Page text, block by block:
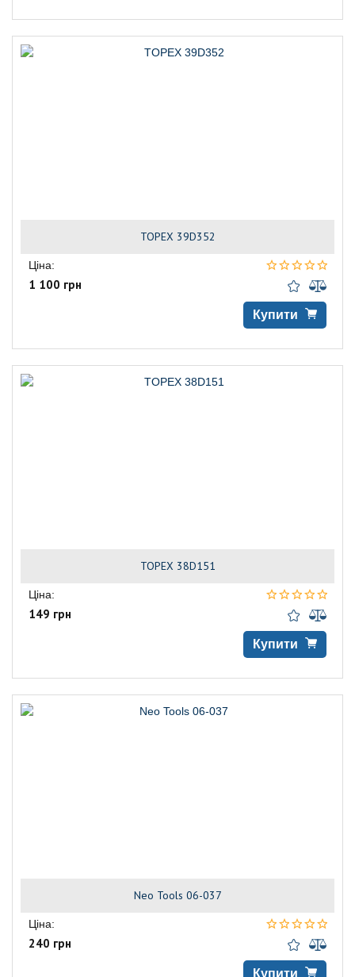
TOPEX 39D352
Ціна:
1 100 грн
Купити
TOPEX 38D151
Ціна:
149 грн
Купити
Neo Tools 06-037
Ціна:
240 грн
Купити